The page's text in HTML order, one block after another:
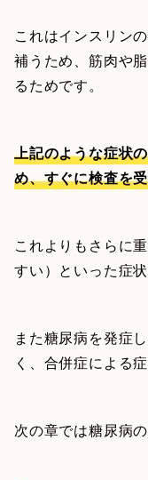
これはインスリン
補うため、筋肉や
るためです。
上記のような症状
め、すぐに検査を
これよりもさらに
すい）といった症
また糖尿病を発症
く、合併症による
次の章では糖尿病